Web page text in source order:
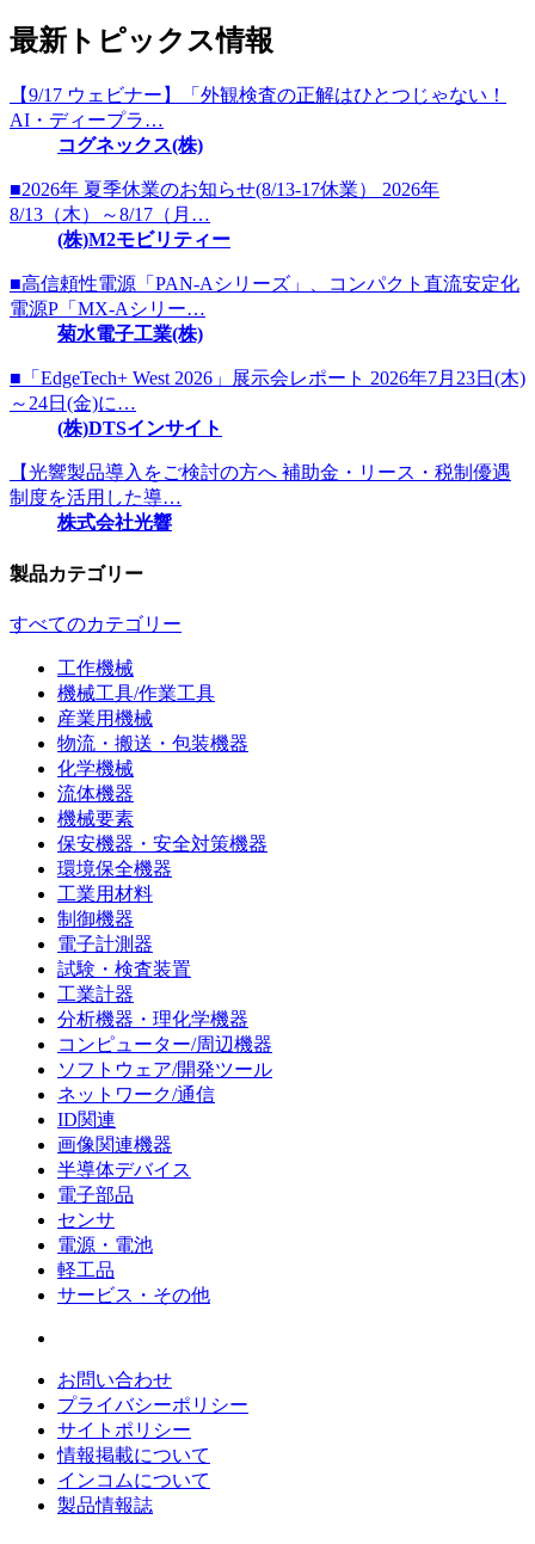
最新トピックス情報
【9/17 ウェビナー】「外観検査の正解はひとつじゃない！
AI・ディープラ…
コグネックス(株)
■2026年 夏季休業のお知らせ(8/13-17休業） 2026年
8/13（木）～8/17（月…
(株)M2モビリティー
■高信頼性電源「PAN-Aシリーズ」、コンパクト直流安定化
電源P「MX-Aシリー…
菊水電子工業(株)
■「EdgeTech+ West 2026」展示会レポート 2026年7月23日(木)
～24日(金)に…
(株)DTSインサイト
【光響製品導入をご検討の方へ 補助金・リース・税制優遇
制度を活用した導…
株式会社光響
製品カテゴリー
すべてのカテゴリー
工作機械
機械工具/作業工具
産業用機械
物流・搬送・包装機器
化学機械
流体機器
機械要素
保安機器・安全対策機器
環境保全機器
工業用材料
制御機器
電子計測器
試験・検査装置
工業計器
分析機器・理化学機器
コンピューター/周辺機器
ソフトウェア/開発ツール
ネットワーク/通信
ID関連
画像関連機器
半導体デバイス
電子部品
センサ
電源・電池
軽工品
サービス・その他
お問い合わせ
プライバシーポリシー
サイトポリシー
情報掲載について
インコムについて
製品情報誌